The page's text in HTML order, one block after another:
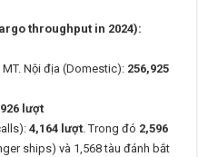
throughput in 2024):
Nội địa (Domestic): 256,925
lượt
4,164 lượt. Trong đó 2,596
ships) và 1,568 tàu đánh bắt